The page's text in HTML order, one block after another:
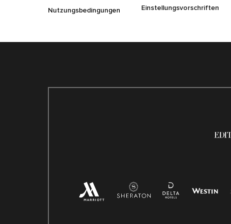
Nutzungsbedingungen Einstellungsvorschriften